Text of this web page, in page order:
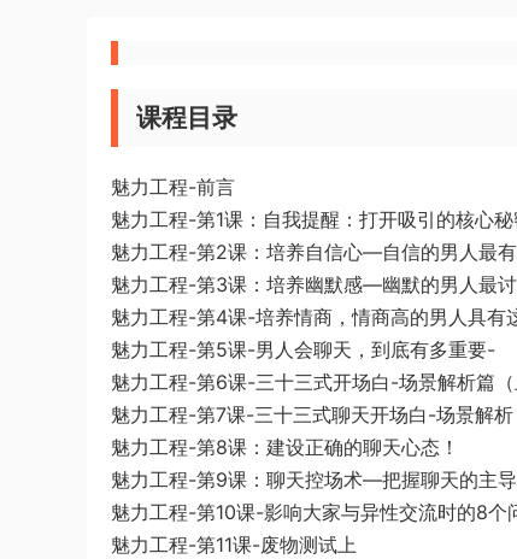
课程目录
魅力工程-前言
魅力工程-第1课：自我提醒：打开吸引的核心
魅力工程-第2课：培养自信心—自信的男人最有
魅力工程-第3课：培养幽默感—幽默的男人最
魅力工程-第4课-培养情商，情商高的男人具有
魅力工程-第5课-男人会聊天，到底有多重要-
魅力工程-第6课-三十三式开场白-场景解析篇（
魅力工程-第7课-三十三式聊天开场白-场景解析
魅力工程-第8课：建设正确的聊天心态！
魅力工程-第9课：聊天控场术—把握聊天的主
魅力工程-第10课-影响大家与异性交流时的8个
魅力工程-第11课-废物测试上